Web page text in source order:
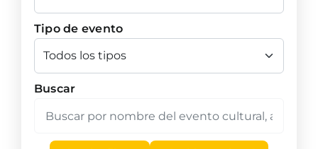
Tipo de evento
Buscar